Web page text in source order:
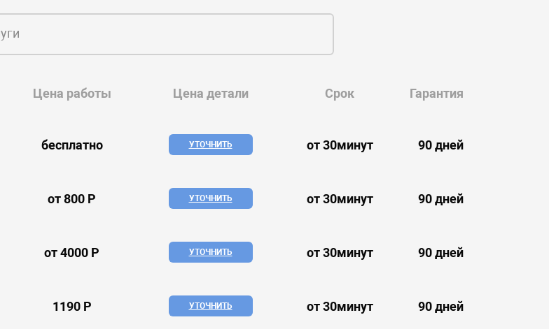
Цена работы Цена детали Срок Гарантия
бесплатно УТОЧНИТЬ от 30минут 90 дней
от 800 Р УТОЧНИТЬ от 30минут 90 дней
от 4000 Р УТОЧНИТЬ от 30минут 90 дней
1190 Р УТОЧНИТЬ от 30минут 90 дней